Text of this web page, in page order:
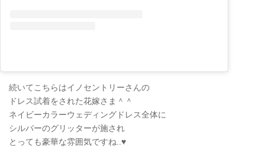
続いてこちらはイノセントリーさんの
ドレス試着をされた花嫁さま＾＾
ネイビーカラーウェディングドレス全体に
シルバーのグリッターが施され
とっても豪華な雰囲気ですね..♥